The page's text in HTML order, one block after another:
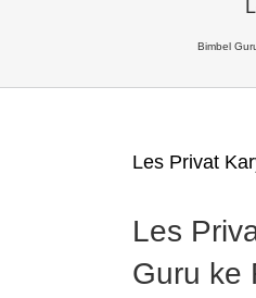
Bimbel
Les Privat
Les
Guru ke